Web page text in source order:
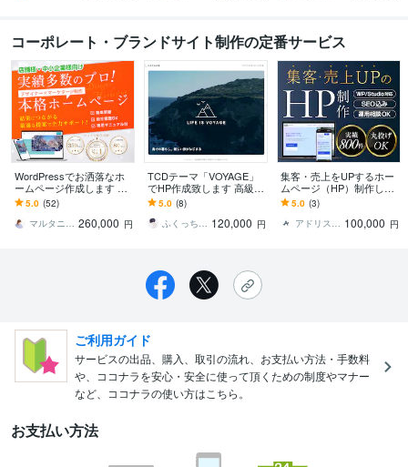
コーポレート・ブランドサイト制作の定番サービス
WordPressでお洒落なホ
ームページ作成します 中
小企業・個人店様対象★
お客様の事業のマーケを
考えた導線設計
5.0 (52)
マルタニ_March｜HP制作×マーケタ 260,000 円
TCDテーマ「VOYAGE」
でHP作成致します 高級感
があり信頼性の高いコー
ポレートサイトの国産有
料テーマ！
5.0 (8)
ふくっち＠Coding（Design） 120,000 円
集客・売上をUPするホー
ムページ（HP）制作しま
す 丸投げOKで初心者も安
心！構成・デザイン・SE
O対策全て込み
5.0 (3)
アドリス｜総合WEBコンサルティング会社 100,000 円
ご利用ガイド
サービスの出品、購入、取引の流れ、お支払い方法・手数料
や、ココナラを安心・安全に使って頂くための制度やマナー
など、ココナラの使い方はこちら。
お支払い方法